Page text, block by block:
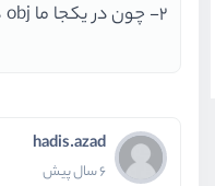
2- چون در یکجا ما obj داریم در جای دیگه آرایه
hadis.azad
6 سال پیش